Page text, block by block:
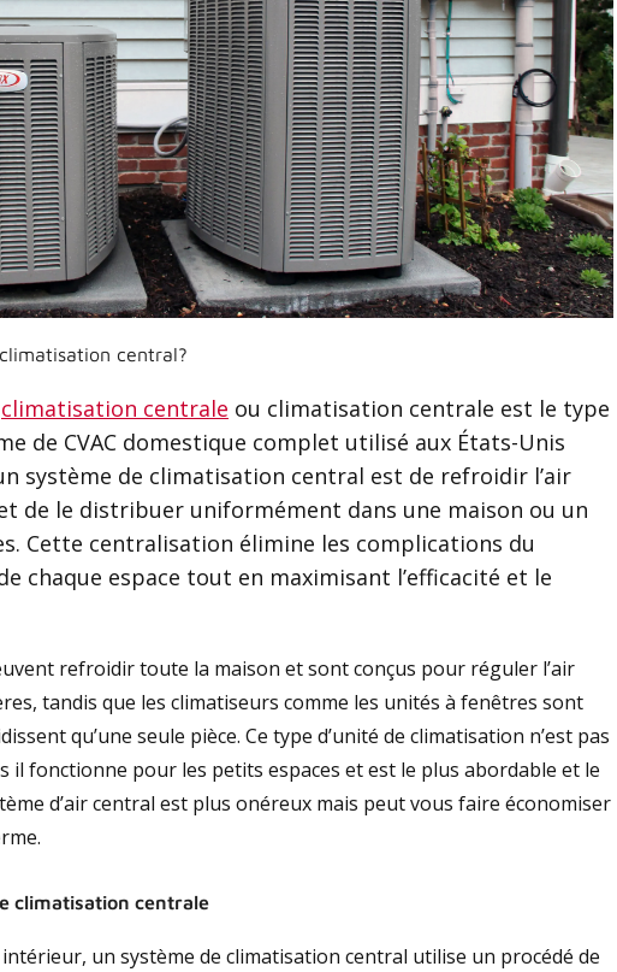
central?
climatisation centrale ou climatisation centrale est le type
de CVAC domestique complet utilisé aux États-Unis
système de climatisation central est de refroidir l’air
de le distribuer uniformément dans une maison ou un
Cette centralisation élimine les complications du
chaque espace tout en maximisant l’efficacité et le
refroidir toute la maison et sont conçus pour réguler l’air
tandis que les climatiseurs comme les unités à fenêtres sont
qu’une seule pièce. Ce type d’unité de climatisation n’est pas
il fonctionne pour les petits espaces et est le plus abordable et le
d’air central est plus onéreux mais peut vous faire économiser
climatisation centrale
intérieur, un système de climatisation central utilise un procédé de